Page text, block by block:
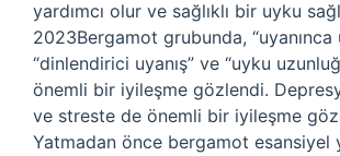
yardımcı olur ve sağlıklı bir uyku
2023Bergamot grubunda, “uyanınca
“dinlendirici uyanış” ve “uyku
önemli bir iyileşme gözlendi.
ve streste de önemli bir iyileşme
Yatmadan önce bergamot esansiyel